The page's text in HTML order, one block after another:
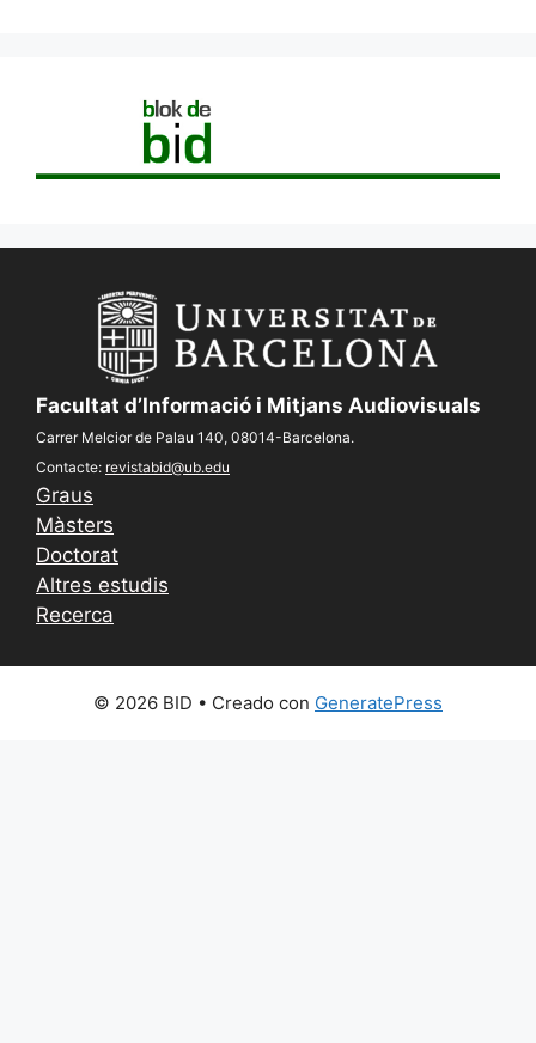
Facultat d’Informació i Mitjans Audiovisuals
Carrer Melcior de Palau 140, 08014-Barcelona.
Contacte: revistabid@ub.edu
Graus
Màsters
Doctorat
Altres estudis
Recerca
© 2026 BID • Creado con GeneratePress